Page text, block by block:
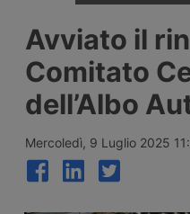
degli
l’elenco delle 133
ammesse agli
l’uscita volontaria
del bando
per il 2026.
Avviato il
Comitato
dell’Albo
Mercoledì, 9 Luglio 2025